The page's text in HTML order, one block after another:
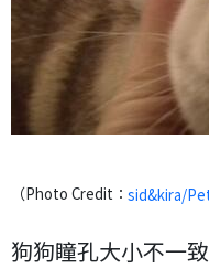
（Photo Credit： sid&kira/
狗狗瞳孔大小不一